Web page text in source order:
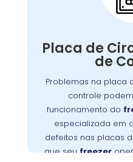
Placa de
de
Problemas na placa
controle
funcionamento do
especializada em
defeitos nas placas
que seufreezer
Painel
A placa de
freezer
Defeitos nessa
placa podem
controle de
. Os
Wandertec
no Rebouças são
e corrigir falhas
opere de forma